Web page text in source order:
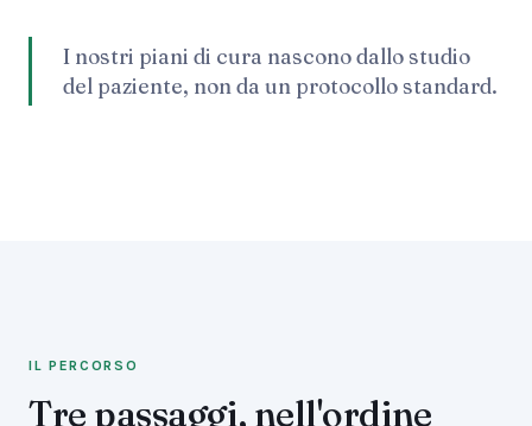
I nostri piani di cura nascono dallo studio
del paziente, non da un protocollo standard.
IL PERCORSO
Tre passaggi, nell'ordine